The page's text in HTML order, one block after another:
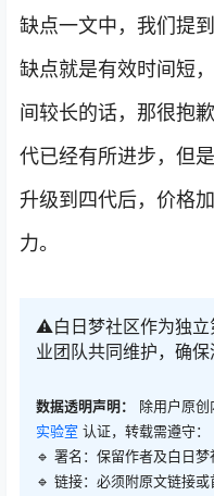
缺点一文中，我们提
缺点就是有效时间短
间较长的话，那很抱
代已经有所进步，但
升级到四代后，价格
力。
⚠️白日梦社区作为独立
业团队共同维护，确保
数据透明声明： 除用户原
实验室 认证，转载需遵守：
🔹 署名：保留作者及白日梦
🔹 链接：必须附原文链接或